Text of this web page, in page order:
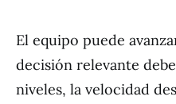
El equipo puede
decisión relevante
niveles, la velocidad